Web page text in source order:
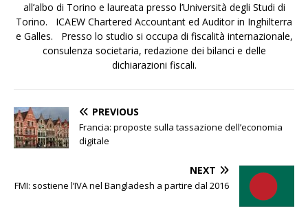
all’albo di Torino e laureata presso l’Università degli Studi di
Torino. ICAEW Chartered Accountant ed Auditor in Inghilterra
e Galles. Presso lo studio si occupa di fiscalità internazionale,
consulenza societaria, redazione dei bilanci e delle
dichiarazioni fiscali.
PREVIOUS
Francia: proposte sulla tassazione dell’economia
digitale
NEXT
FMI: sostiene l’IVA nel Bangladesh a partire dal 2016